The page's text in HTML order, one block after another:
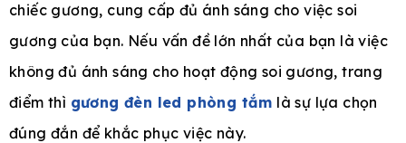
chiếc gương, cung cấp đủ ánh sáng cho việc soi
gương của bạn. Nếu vấn đề lớn nhất của bạn là việc
không đủ ánh sáng cho hoạt động soi gương, trang
điểm thì gương đèn led phòng tắm là sự lựa chọn
đúng đắn để khắc phục việc này.